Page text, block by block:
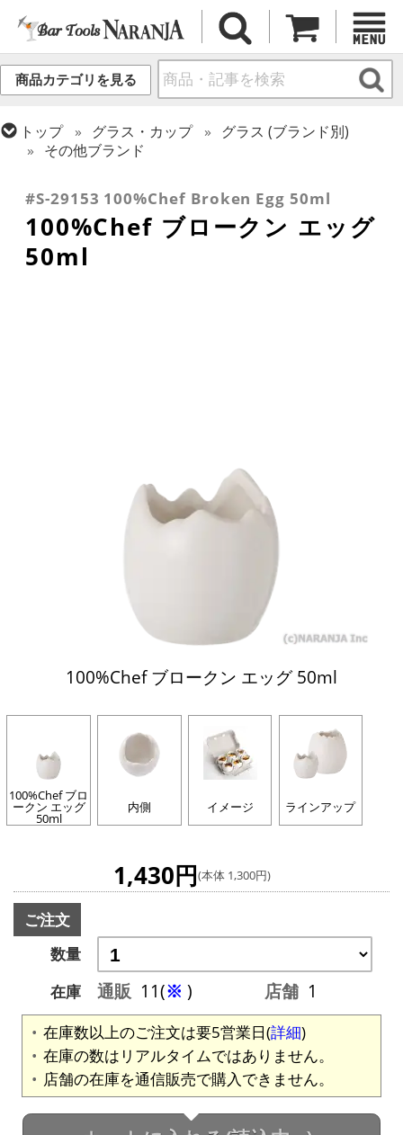
商品カテゴリを見る
トップ グラス・カップ
グラス (ブランド別)
その他ブランド
金属カップ・その他グラス
#S-29153 100%Chef Broken Egg 50ml
100%Chef ブロークン エッグ
50ml
100%Chef ブロークン エッグ 50ml
100%Chef ブロ
ークン エッグ
50ml
内側 イメージ ラインアップ
1,430円(本体 1,300円)
ご注文
数量
在庫
通販 11(※ ) 店舗 1
在庫数以上のご注文は要5営業日(詳細)
在庫の数はリアルタイムではありません。
店舗の在庫を通信販売で購入できません。